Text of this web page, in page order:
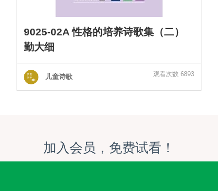
9025-02A 性格的培养诗歌集（二）
勤大细
儿童诗歌 观看次数 6893
加入会员，免费试看！